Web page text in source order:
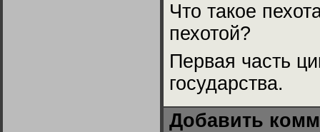
Что такое
пехотой?
Первая часть
государства.
Добавить